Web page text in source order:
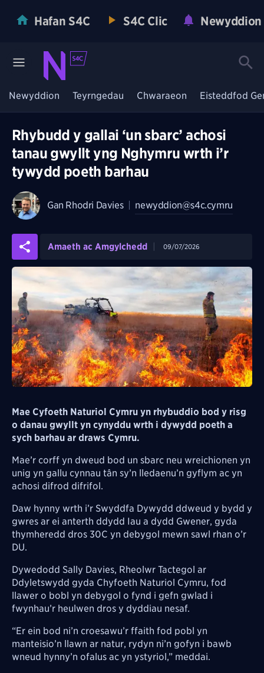
Hafan S4C S4C Clic Newyddion
Newyddion Teyrngedau Chwaraeon Eisteddfod
Rhybudd y gallai ‘un sbarc’ achosi
tanau gwyllt yng Nghymru wrth i’r
tywydd poeth barhau
Gan Rhodri Davies newyddion@s4c.cymru
Amaeth ac Amgylchedd 09/07/2026
Mae Cyfoeth Naturiol Cymru yn rhybuddio bod y risg
o danau gwyllt yn cynyddu wrth i dywydd poeth a
sych barhau ar draws Cymru.
Mae’r corff yn dweud bod un sbarc neu wreichionen yn
unig yn gallu cynnau tân sy’n lledaenu’n gyflym ac yn
achosi difrod difrifol.
Daw hynny wrth i’r Swyddfa Dywydd ddweud y bydd y
gwres ar ei anterth ddydd Iau a dydd Gwener, gyda
thymheredd dros 30C yn debygol mewn sawl rhan o’r
DU.
Dywedodd Sally Davies, Rheolwr Tactegol ar
Ddyletswydd gyda Chyfoeth Naturiol Cymru, fod
llawer o bobl yn debygol o fynd i gefn gwlad i
fwynhau’r heulwen dros y dyddiau nesaf.
“Er ein bod ni’n croesawu’r ffaith fod pobl yn
manteisio’n llawn ar natur, rydyn ni’n gofyn i bawb
wneud hynny’n ofalus ac yn ystyriol,” meddai.